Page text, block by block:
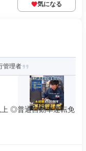
気になる
管理者
◎普通自動車運転免